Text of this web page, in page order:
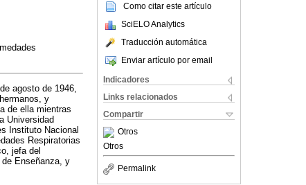
Como citar este artículo
SciELO Analytics
Traducción automática
Enviar artículo por email
Indicadores
Links relacionados
Compartir
Otros
Otros
Permalink
agosto de 1946,
y
de ella mientras
Universidad
Instituto Nacional
Respiratorias
jefa del
Enseñanza, y